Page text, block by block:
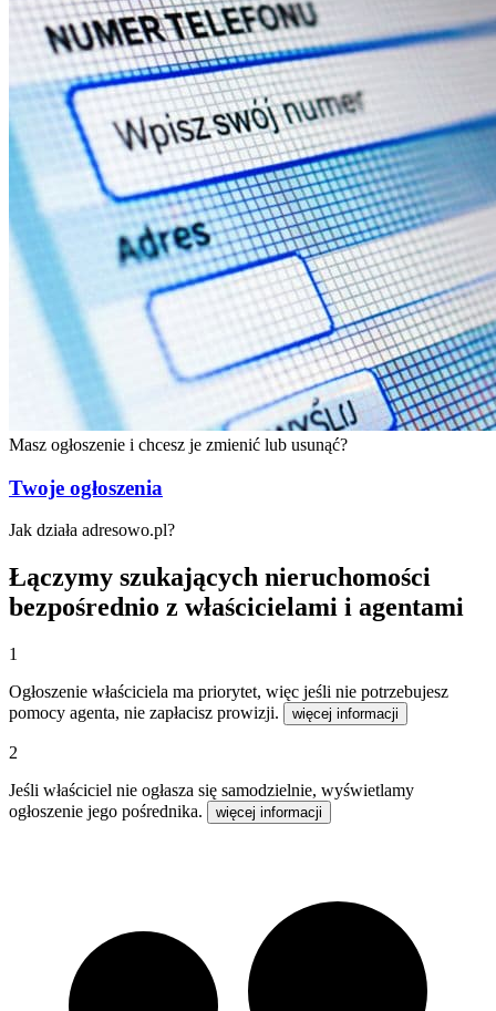
Masz ogłoszenie i chcesz je zmienić lub usunąć?
Twoje ogłoszenia
Jak działa adresowo.pl?
Łączymy szukających nieruchomości
bezpośrednio z właścicielami i agentami
1
Ogłoszenie właściciela ma priorytet, więc jeśli nie potrzebujesz
pomocy agenta, nie zapłacisz prowizji.
więcej informacji
2
Jeśli właściciel nie ogłasza się samodzielnie, wyświetlamy
ogłoszenie jego pośrednika.
więcej informacji